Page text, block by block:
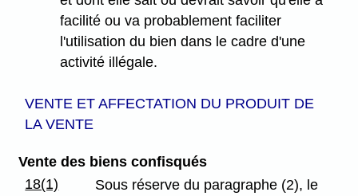
facilité ou va probablement faciliter
l'utilisation du bien dans le cadre d'une
activité illégale.
VENTE ET AFFECTATION DU PRODUIT DE
LA VENTE
Vente des biens confisqués
18(1)
Sous réserve du paragraphe (2), le